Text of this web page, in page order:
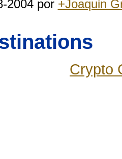
2004 por +Joaquin
Crypto